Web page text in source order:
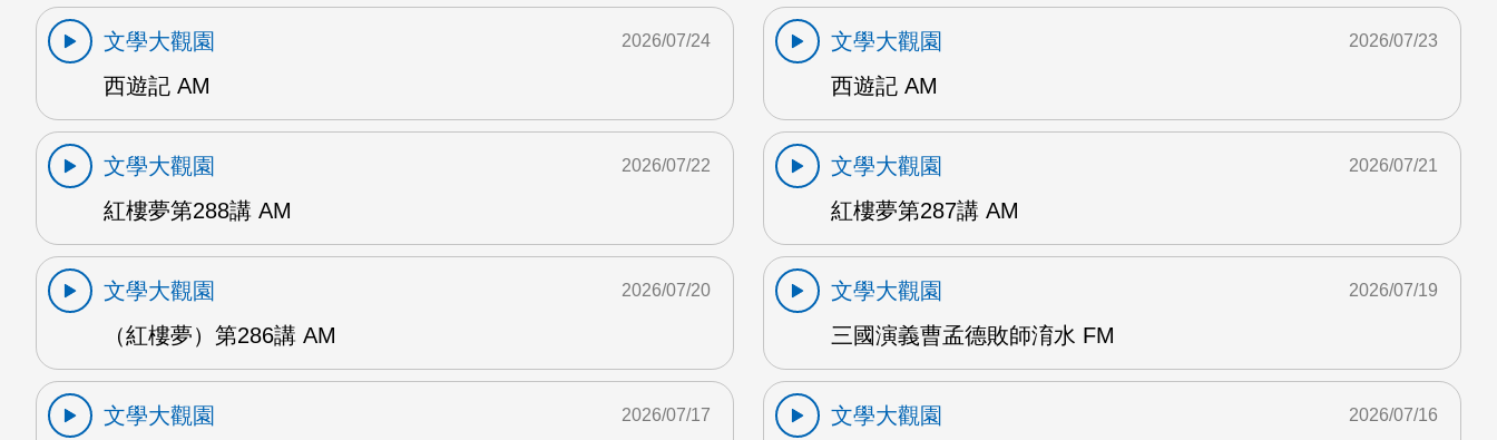
文學大觀園
西遊記 AM
2026/07/24
文學大觀園
西遊記 AM
2026/07/23
文學大觀園
紅樓夢第288講 AM
2026/07/22
文學大觀園
紅樓夢第287講 AM
2026/07/21
文學大觀園
（紅樓夢）第286講 AM
2026/07/20
文學大觀園
三國演義曹孟德敗師淯水 FM
2026/07/19
文學大觀園
2026/07/17
文學大觀園
2026/07/16